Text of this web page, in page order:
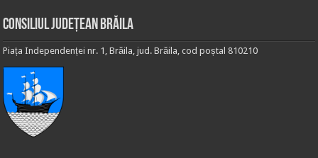
Consiliul Județean Brăila
Piața Independenței nr. 1, Brăila, jud. Brăila, cod poștal 810210